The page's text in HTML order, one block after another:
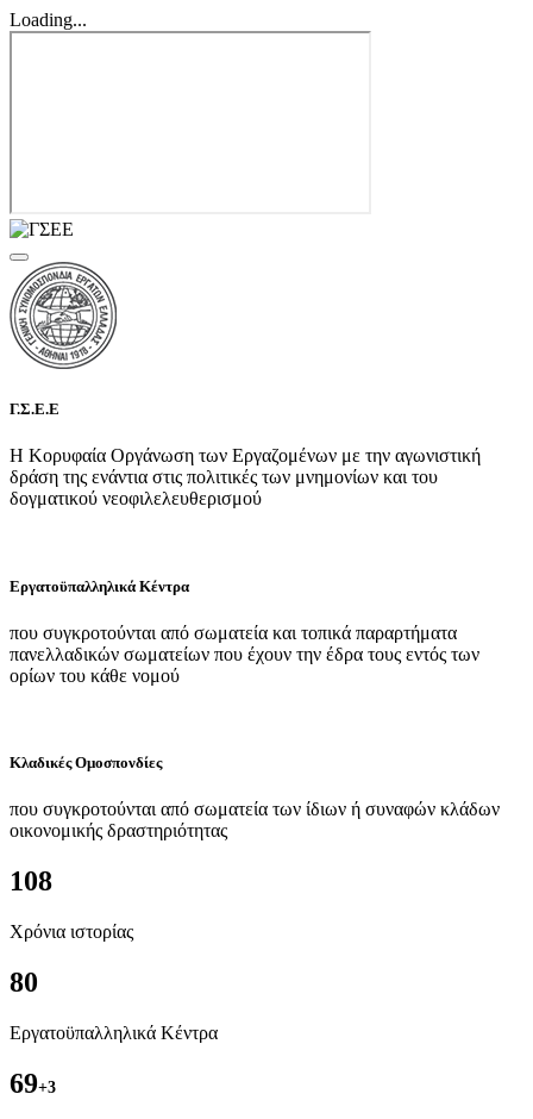
Loading...
Γ.Σ.Ε.Ε
Η Κορυφαία Οργάνωση των Εργαζομένων με την αγωνιστική
δράση της ενάντια στις πολιτικές των μνημονίων και του
δογματικού νεοφιλελευθερισμού
Εργατοϋπαλληλικά Κέντρα
που συγκροτούνται από σωματεία και τοπικά παραρτήματα
πανελλαδικών σωματείων που έχουν την έδρα τους εντός των
ορίων του κάθε νομού
Κλαδικές Ομοσπονδίες
που συγκροτούνται από σωματεία των ίδιων ή συναφών κλάδων
οικονομικής δραστηριότητας
108
Χρόνια ιστορίας
80
Εργατοϋπαλληλικά Κέντρα
69+3